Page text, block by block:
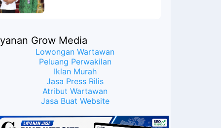
Grow Media
Lowongan Wartawan
Peluang Perwakilan
Iklan Murah
Jasa Press Rilis
Atribut Wartawan
Jasa Buat Website